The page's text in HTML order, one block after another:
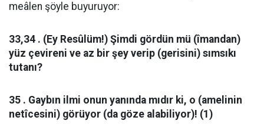
meâlen şöyle buyuruyor:
33,34 . (Ey Resûlüm!) Şimdi gördün mü (îmandan)
yüz çevireni ve az bir şey verip (gerisini) sımsıkı
tutanı?
35 . Gaybın ilmi onun yanında mıdır ki, o (amelinin
netîcesini) görüyor (da göze alabiliyor)! (1)